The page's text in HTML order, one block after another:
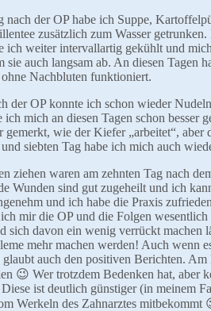
der OP habe ich Suppe,
zusätzlich zum Wasser
ich weiter intervallartig gekühlt und
sie auch langsam ab. An diesen
Nachbluten funktioniert.
der OP konnte ich schon wieder
mich an diesen Tagen schon
gemerkt, wie der Kiefer „arbeitet“,
siebten Tag habe ich mich auch
ziehen waren am zehnten Tag nach
Wunden sind gut zugeheilt und ich
und ich habe die Praxis
ich mir die OP und die Folgen
sich davon ein wenig verrückt
mehr machen werden! Auch wenn
glaubt auch den positiven Berichten.
😉 Wer trotzdem Bedenken hat, aber
ist deutlich günstiger (in meinem
Werkeln des Zahnarztes mitbekommt